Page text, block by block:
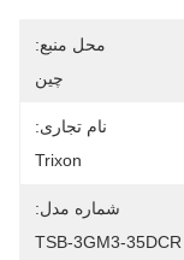
محل منبع:
چین
نام تجاری:
Trixon
شماره مدل:
TSB-3GM3-35DCR